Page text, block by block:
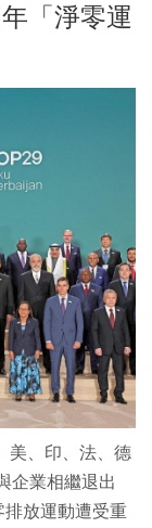
「淨零運
美、印、法、德
企業相繼退出
放運動遭受重